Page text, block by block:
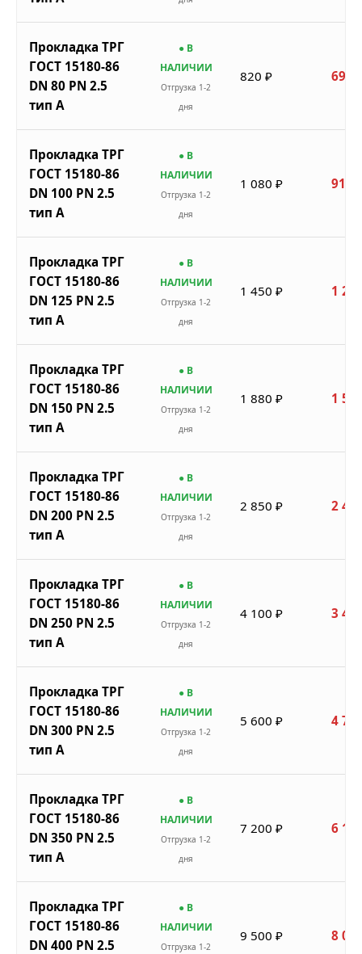
Прокладка ТРГ
ГОСТ 15180-86
DN 80 PN 2.5
тип A
● В
НАЛИЧИИ
Отгрузка 1-2
дня
820 ₽ 697
Прокладка ТРГ
ГОСТ 15180-86
DN 100 PN 2.5
тип A
● В
НАЛИЧИИ
Отгрузка 1-2
дня
1 080 ₽ 918
Прокладка ТРГ
ГОСТ 15180-86
DN 125 PN 2.5
тип A
● В
НАЛИЧИИ
Отгрузка 1-2
дня
1 450 ₽ 1
Прокладка ТРГ
ГОСТ 15180-86
DN 150 PN 2.5
тип A
● В
НАЛИЧИИ
Отгрузка 1-2
дня
1 880 ₽ 1
Прокладка ТРГ
ГОСТ 15180-86
DN 200 PN 2.5
тип A
● В
НАЛИЧИИ
Отгрузка 1-2
дня
2 850 ₽ 2
Прокладка ТРГ
ГОСТ 15180-86
DN 250 PN 2.5
тип A
● В
НАЛИЧИИ
Отгрузка 1-2
дня
4 100 ₽ 3
Прокладка ТРГ
ГОСТ 15180-86
DN 300 PN 2.5
тип A
● В
НАЛИЧИИ
Отгрузка 1-2
дня
5 600 ₽ 4
Прокладка ТРГ
ГОСТ 15180-86
DN 350 PN 2.5
тип A
● В
НАЛИЧИИ
Отгрузка 1-2
дня
7 200 ₽ 6
Прокладка ТРГ
ГОСТ 15180-86
DN 400 PN 2.5
● В
НАЛИЧИИ
Отгрузка 1-2
9 500 ₽ 8